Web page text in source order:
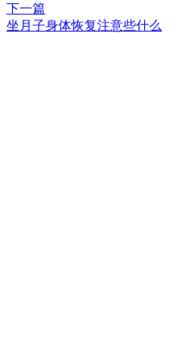
下一篇
坐月子身体恢复注意些什么